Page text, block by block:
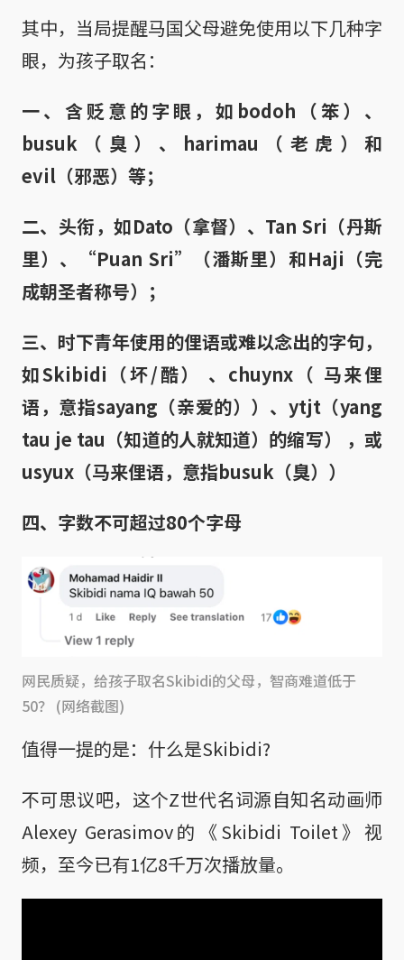
其中，当局提醒马国父母避免使用以下几种字
眼，为孩子取名：
一、含贬意的字眼，如bodoh（笨）、
busuk（臭）、harimau（老虎）和
evil（邪恶）等；
二、头衔，如Dato（拿督）、Tan Sri（丹斯
里）、“Puan Sri”（潘斯里）和Haji（完
成朝圣者称号）；
三、时下青年使用的俚语或难以念出的字句，
如Skibidi（坏/酷） 、chuynx（ 马来俚
语，意指sayang（亲爱的））、ytjt（yang
tau je tau（知道的人就知道）的缩写） ，或
usyux（马来俚语，意指busuk（臭））
四、字数不可超过80个字母
网民质疑，给孩子取名Skibidi的父母，智商难道低于
50？ (网络截图)
值得一提的是：什么是Skibidi?
不可思议吧，这个Z世代名词源自知名动画师
Alexey Gerasimov的《Skibidi Toilet》视
频，至今已有1亿8千万次播放量。